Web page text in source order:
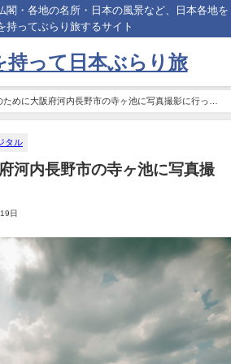
閣・各地の名所・日本の風景など、日本各地を
持ってぶらり旅するサイト
持って日本ぶらり旅
ために大阪府河内長野市の寺ヶ池に写真撮影に行って
タル
河内長野市の寺ヶ池に写真撮
日